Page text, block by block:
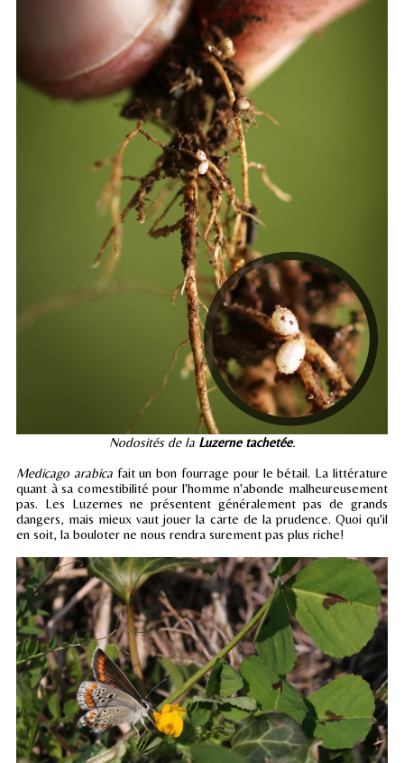
Nodosités de la Luzerne tachetée.
Medicago arabicafait un bon fourrage pour le bétail. La littérature
quant à sa comestibilité pour l'homme n'abonde malheureusement
pas. Les Luzernes ne présentent généralement pas de grands
dangers, mais mieux vaut jouer la carte de la prudence. Quoi qu'il
en soit, la bouloter ne nous rendra surement pas plus riche!